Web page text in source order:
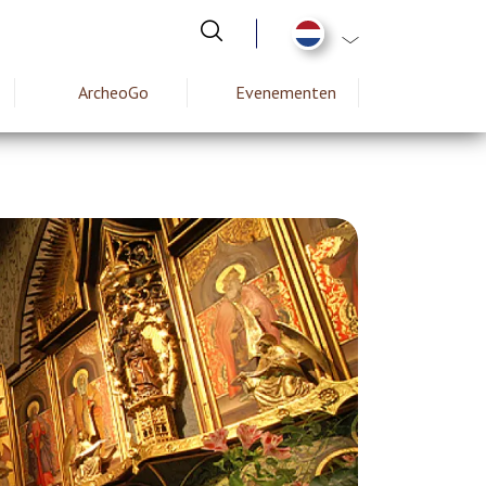
Aanvullende
ArcheoGo
Evenementen